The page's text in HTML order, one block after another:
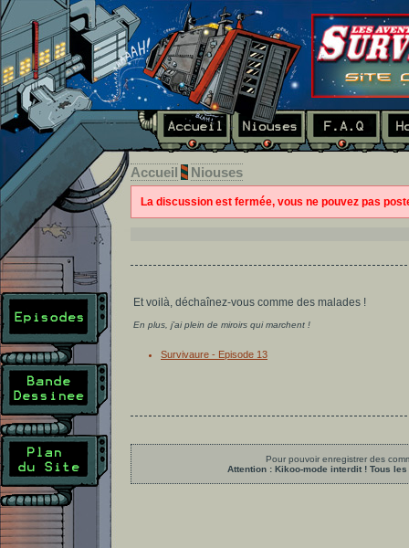
Accueil Niouses
La discussion est fermée, vous ne pouvez pas
Et voilà, déchaînez-vous comme des malades !
En plus, j’ai plein de miroirs qui marchent !
Survivaure - Episode 13
Pour pouvoir enregistrer des
Attention : Kikoo-mode interdit ! Tous